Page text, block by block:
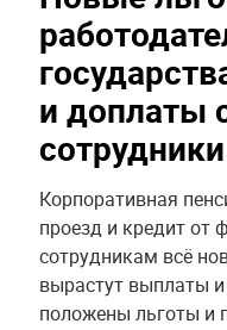
и доплаты
сотрудники
Корпоративная
проезд и кредит
сотрудникам всё
вырастут выплаты
положены льготы и